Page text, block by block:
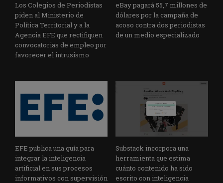
Los Colegios de Periodistas
piden al Ministerio de
Política Territorial y a la
Agencia EFE que rectifiquen
convocatorias de empleo por
favorecer el intrusismo
eBay pagará 55,7 millones de
dólares por la campaña de
acoso contra dos periodistas
de un medio especializado
EFE publica una guía para
integrar la inteligencia
artificial en sus procesos
informativos con supervisión
Substack incorpora una
herramienta que estima
cuánto contenido ha sido
escrito con inteligencia